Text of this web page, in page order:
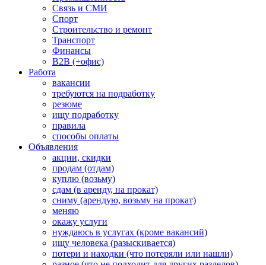
Связь и СМИ
Спорт
Строительство и ремонт
Транспорт
Финансы
B2B (+офис)
Работа
вакансии
требуются на подработку
резюме
ищу подработку
правила
способы оплаты
Объявления
акции, скидки
продам (отдам)
куплю (возьму)
сдам (в аренду, на прокат)
сниму (арендую, возьму на прокат)
меняю
окажу услуги
нуждаюсь в услугах (кроме вакансий)
ищу человека (разыскивается)
потери и находки (что потеряли или нашли)